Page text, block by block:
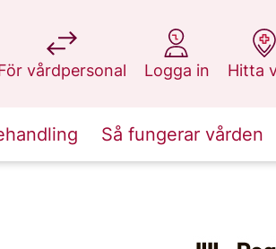
vårdpersonal
på 1177.se
Logga in
på 1177.se
Hitta
på
Så fungerar vården